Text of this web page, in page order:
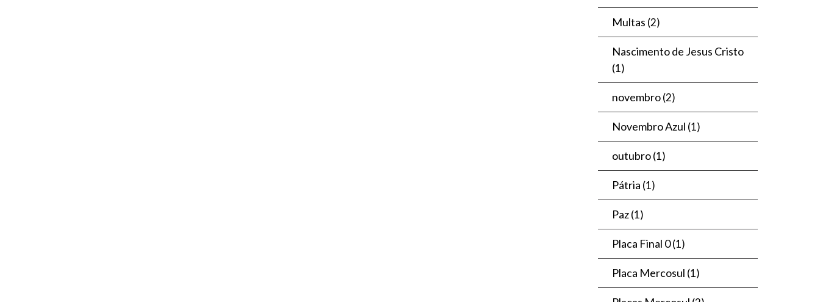
Multas (2)
Nascimento de Jesus Cristo
(1)
novembro (2)
Novembro Azul (1)
outubro (1)
Pátria (1)
Paz (1)
Placa Final 0 (1)
Placa Mercosul (1)